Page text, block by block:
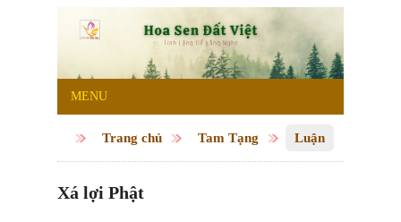
MENU
Trang chủ Tam Tạng Luận
Xá lợi Phật